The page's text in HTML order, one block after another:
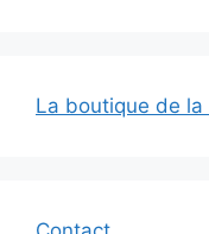
La boutique de la